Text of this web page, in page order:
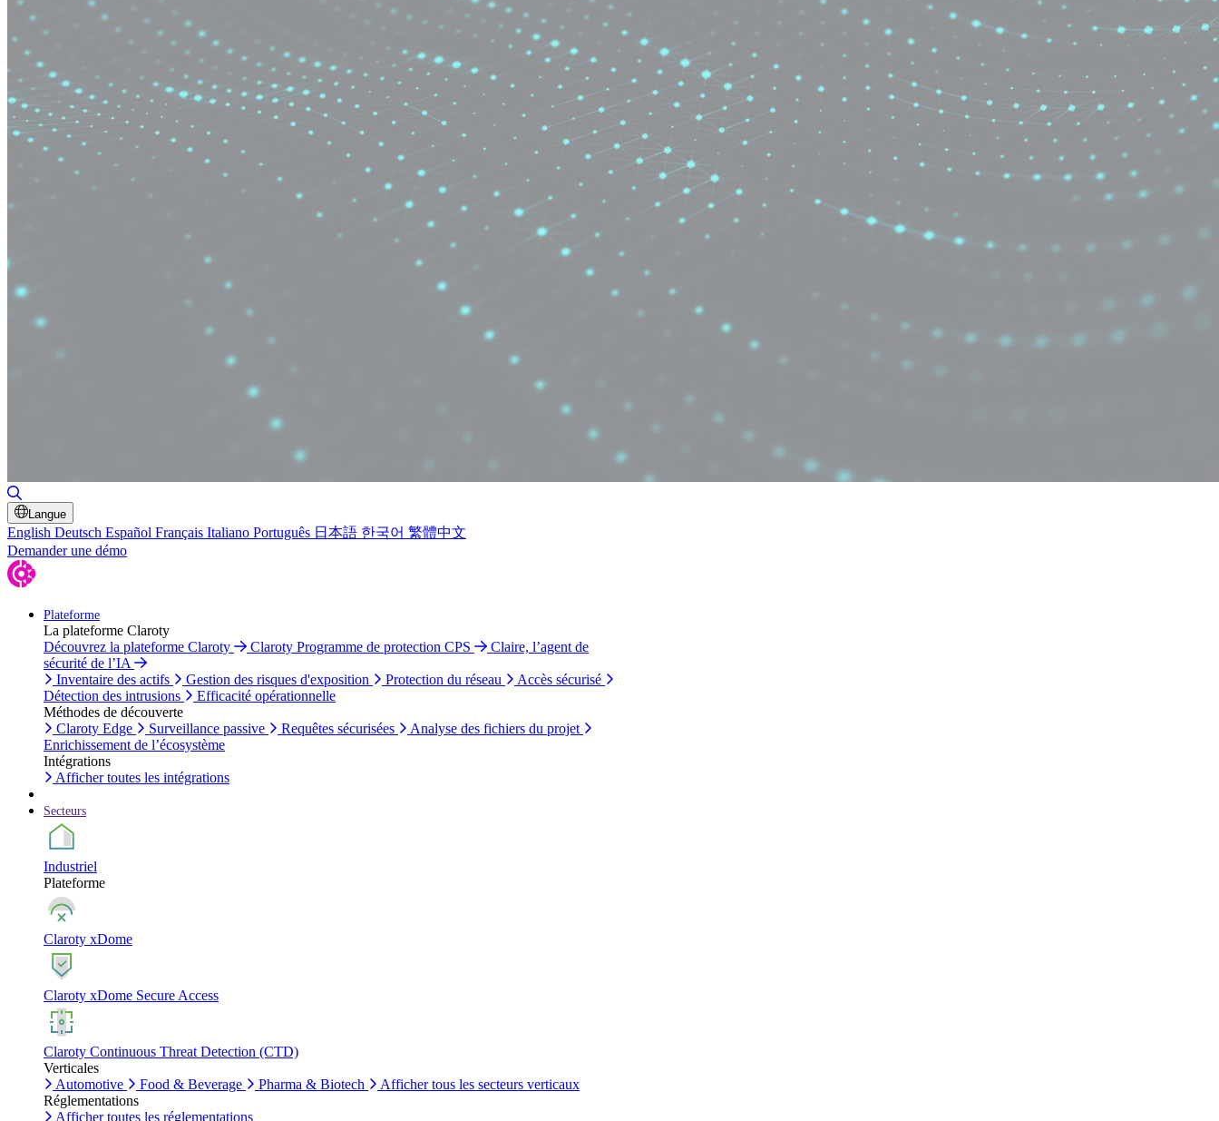
Langue
English Deutsch Español Français Italiano Português 日本語 한국어 繁體中文
Demander une démo
Plateforme
La plateforme Claroty
Découvrez la plateforme Claroty
Claroty Programme de protection CPS
Claire, l’agent de
sécurité de l’IA
Inventaire des actifs
Gestion des risques d'exposition Protection du réseau
Accès sécurisé
Détection des intrusions
Efficacité opérationnelle
Méthodes de découverte
Claroty Edge
Surveillance passive Requêtes sécurisées
Analyse des fichiers du projet
Enrichissement de l’écosystème
Intégrations
Afficher toutes les intégrations
Secteurs
Industriel
Plateforme
Claroty xDome
Claroty xDome Secure Access
Claroty Continuous Threat Detection (CTD)
Verticales
Automotive
Food & Beverage Pharma & Biotech
Afficher tous les secteurs verticaux
Réglementations
Afficher toutes les réglementations